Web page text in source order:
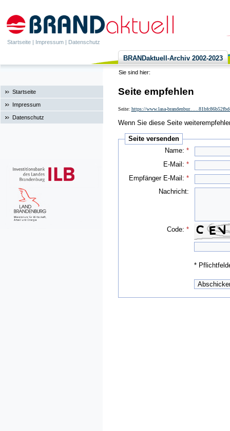
Startseite | Impressum | Datenschutz
BRANDaktuell-Archiv 2002-2023
Sie sind hier:
Startseite
Impressum
Datenschutz
Seite empfehlen
Seite: https://www.lasa-
Wenn Sie diese Seite
Seite versenden
Name:*
E-Mail:*
Empfänger E-Mail:*
Nachricht:
Code:*
*